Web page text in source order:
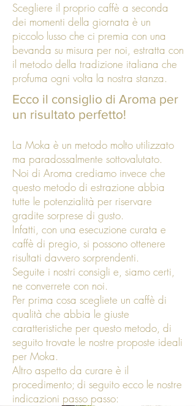
Scegliere il proprio caffè a seconda
dei momenti della giornata è un
piccolo lusso che ci premia con una
bevanda su misura per noi, estratta con
il metodo della tradizione italiana che
profuma ogni volta la nostra stanza.
Ecco il consiglio di Aroma per
un risultato perfetto!
La Moka è un metodo molto utilizzato
ma paradossalmente sottovalutato.
Noi di Aroma crediamo invece che
questo metodo di estrazione abbia
tutte le potenzialità per riservare
gradite sorprese di gusto.
Infatti, con una esecuzione curata e
caffè di pregio, si possono ottenere
risultati davvero sorprendenti.
Seguite i nostri consigli e, siamo certi,
ne converrete con noi.
Per prima cosa scegliete un caffè di
qualità che abbia le giuste
caratteristiche per questo metodo, di
seguito trovate le nostre proposte ideali
per Moka.
Altro aspetto da curare è il
procedimento; di seguito ecco le nostre
indicazioni passo passo: